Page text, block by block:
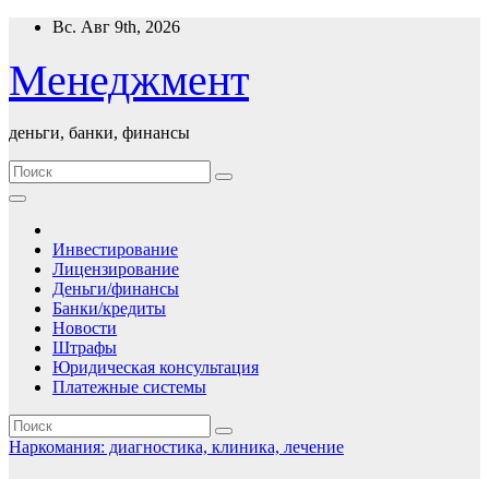
Перейти
содержимому
Вс. Авг 9th, 2026
Менеджмент
деньги, банки, финансы
Инвестирование
Лицензирование
Деньги/финансы
Банки/кредиты
Новости
Штрафы
Юридическая консультация
Платежные системы
Наркомания: диагностика, клиника, лечение